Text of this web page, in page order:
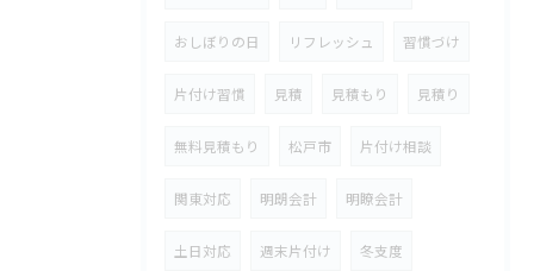
おしぼりの日 リフレッシュ 習慣づけ
片付け習慣 見積 見積もり 見積り
無料見積もり 松戸市 片付け相談
関東対応 明朗会計 明瞭会計
土日対応 週末片付け 冬支度